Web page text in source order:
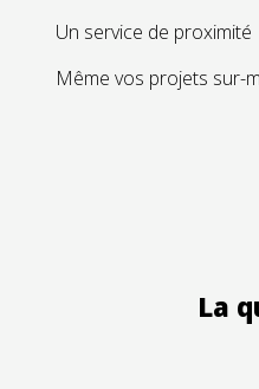
Un service de proximité
Même vos projets sur-
La